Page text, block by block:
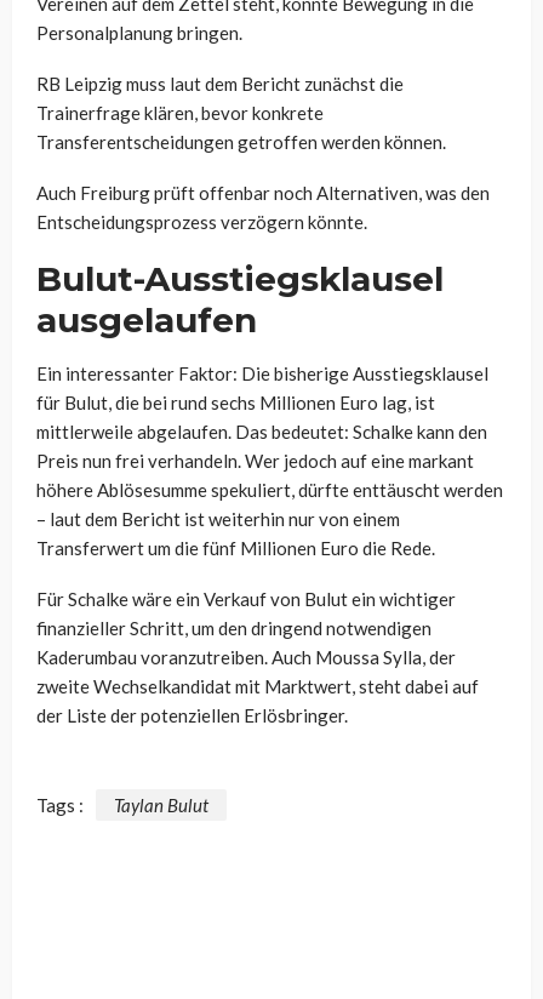
Personalplanung bringen.
RB Leipzig muss laut dem Bericht zunächst die
Trainerfrage klären, bevor konkrete
Transferentscheidungen getroffen werden können.
Auch Freiburg prüft offenbar noch Alternativen, was den
Entscheidungsprozess verzögern könnte.
Bulut-Ausstiegsklausel
ausgelaufen
Ein interessanter Faktor: Die bisherige Ausstiegsklausel
für Bulut, die bei rund sechs Millionen Euro lag, ist
mittlerweile abgelaufen. Das bedeutet: Schalke kann den
Preis nun frei verhandeln. Wer jedoch auf eine markant
höhere Ablösesumme spekuliert, dürfte enttäuscht werden
– laut dem Bericht ist weiterhin nur von einem
Transferwert um die fünf Millionen Euro die Rede.
Für Schalke wäre ein Verkauf von Bulut ein wichtiger
finanzieller Schritt, um den dringend notwendigen
Kaderumbau voranzutreiben. Auch Moussa Sylla, der
zweite Wechselkandidat mit Marktwert, steht dabei auf
der Liste der potenziellen Erlösbringer.
Tags : Taylan Bulut